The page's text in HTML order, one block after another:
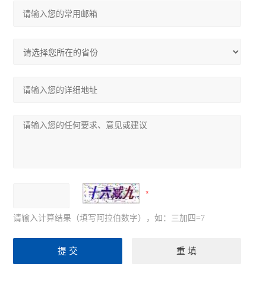
请输入计算结果（填写阿拉伯数字），如：三加四=7